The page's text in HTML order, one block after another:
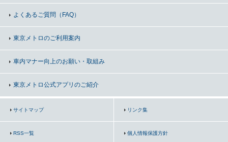
よくあるご質問（FAQ）
東京メトロのご利用案内
車内マナー向上のお願い・取組み
東京メトロ公式アプリのご紹介
サイトマップ リンク集
RSS一覧 個人情報保護方針